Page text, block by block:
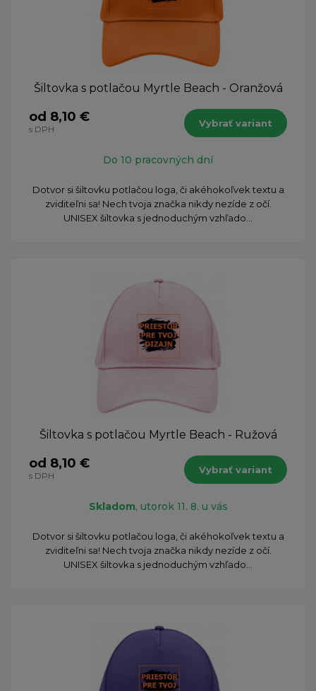
Šiltovka s potlačou Myrtle Beach - Oranžová
od 8,10 €
s DPH
Vybrať variant
Do 10 pracovných dní
Dotvor si šiltovku potlačou loga, či akéhokoľvek textu a
zviditeľni sa! Nech tvoja značka nikdy nezíde z očí.
UNISEX šiltovka s jednoduchým vzhľado...
Šiltovka s potlačou Myrtle Beach - Ružová
od 8,10 €
s DPH
Vybrať variant
Skladom, utorok 11. 8. u vás
Dotvor si šiltovku potlačou loga, či akéhokoľvek textu a
zviditeľni sa! Nech tvoja značka nikdy nezíde z očí.
UNISEX šiltovka s jednoduchým vzhľado...